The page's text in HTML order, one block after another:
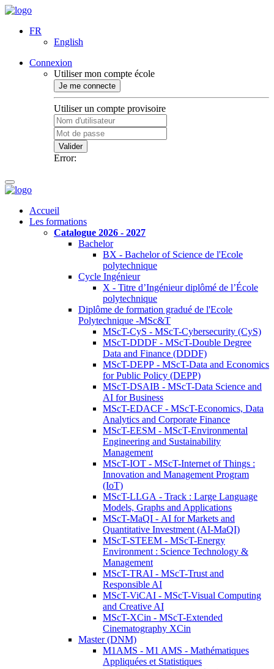
FR
English
Connexion
Utiliser mon compte école
Je me connecte
Utiliser un compte provisoire
Valider
Error:
Accueil
Les formations
Catalogue 2026 - 2027
Bachelor
BX - Bachelor of Science de l'Ecole
polytechnique
Cycle Ingénieur
X - Titre d’Ingénieur diplômé de l’École
polytechnique
Diplôme de formation gradué de l'Ecole
Polytechnique -MSc&T
MScT-CyS - MScT-Cybersecurity (CyS)
MScT-DDDF - MScT-Double Degree
Data and Finance (DDDF)
MScT-DEPP - MScT-Data and Economics
for Public Policy (DEPP)
MScT-DSAIB - MScT-Data Science and
AI for Business
MScT-EDACF - MScT-Economics, Data
Analytics and Corporate Finance
MScT-EESM - MScT-Environmental
Engineering and Sustainability
Management
MScT-IOT - MScT-Internet of Things :
Innovation and Management Program
(IoT)
MScT-LLGA - Track : Large Language
Models, Graphs and Applications
MScT-MaQI - AI for Markets and
Quantitative Investment (AI-MaQI)
MScT-STEEM - MScT-Energy
Environment : Science Technology &
Management
MScT-TRAI - MScT-Trust and
Responsible AI
MScT-ViCAI - MScT-Visual Computing
and Creative AI
MScT-XCin - MScT-Extended
Cinematography XCin
Master (DNM)
M1AMS - M1 AMS - Mathématiques
Appliquées et Statistiques